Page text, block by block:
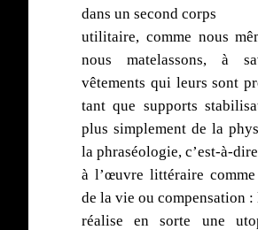
dans un second corps
utilitaire, comme nous
nous matelassons, à
vêtements qui leurs sont
tant que supports
plus simplement de la
la phraséologie, c’est-à-
à l’œuvre littéraire
de la vie ou compensation :
réalise en sorte une